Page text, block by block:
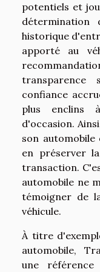
potentiels et
historique
apporté au
confiance
plus enclins
d'occasion.
son
en préserver
transaction.
automobile ne
témoigner de
véhicule.
À titre
automobile,
une